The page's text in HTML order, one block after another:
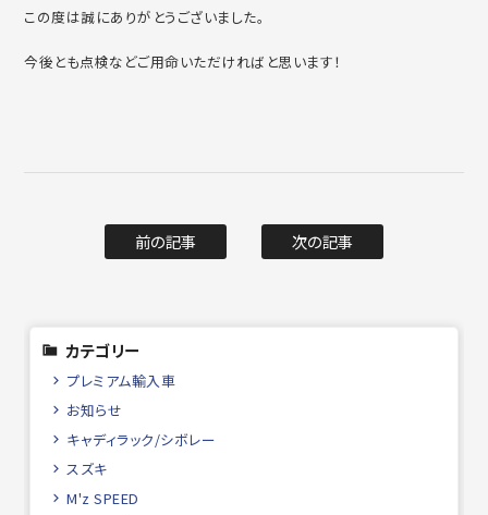
この度は誠にありがとうございました。
今後とも点検などご用命いただければと思います！
前の記事 次の記事
カテゴリー
プレミアム輸入車
お知らせ
キャディラック/シボレー
スズキ
M'z SPEED